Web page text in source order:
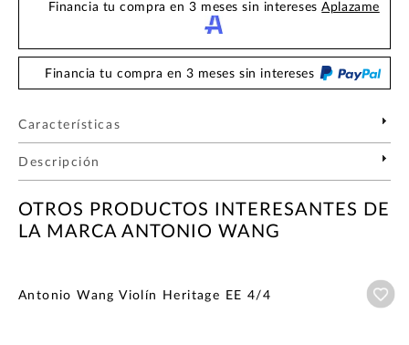
Financia tu compra en 3 meses sin interesesAplazame
Financia tu compra en 3 meses sin intereses
Características
Descripción
OTROS PRODUCTOS INTERESANTES DE
LA MARCA ANTONIO WANG
Antonio Wang Violín Heritage EE 4/4